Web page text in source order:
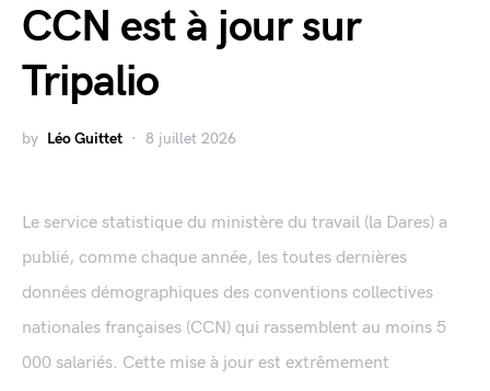
CCN est à jour sur
Tripalio
by Léo Guittet 8 juillet 2026
Le service statistique du ministère du travail (la Dares) a
publié, comme chaque année, les toutes dernières
données démographiques des conventions collectives
nationales françaises (CCN) qui rassemblent au moins 5
000 salariés. Cette mise à jour est extrêmement